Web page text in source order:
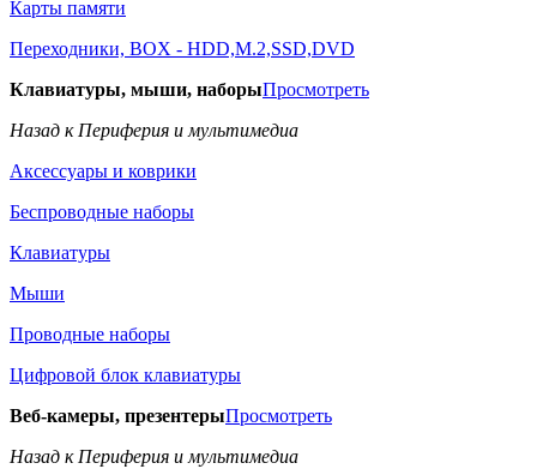
Карты памяти
Переходники, BOX - HDD,M.2,SSD,DVD
Клавиатуры, мыши, наборыПросмотреть
Назад к Периферия и мультимедиа
Аксессуары и коврики
Беспроводные наборы
Клавиатуры
Мыши
Проводные наборы
Цифровой блок клавиатуры
Веб-камеры, презентерыПросмотреть
Назад к Периферия и мультимедиа